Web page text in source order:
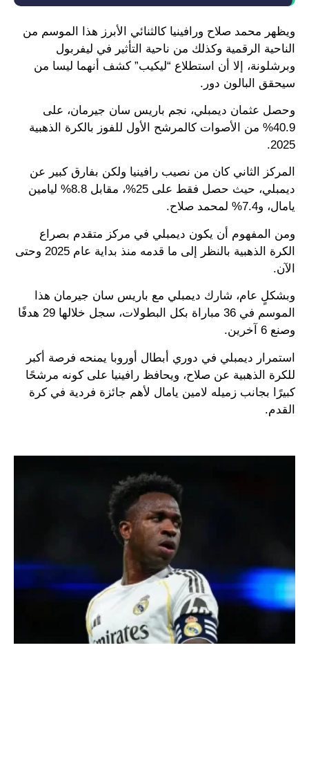
ويظهر محمد صلاح ورافينيا كالثنائي الأبرز هذا الموسم من
الناحية الرقمية وكذلك من ناحية التأثير في ليفربول
وبرشلونة، إلا أن استطلاع “ليكيب” كشف أنهما ليسا من
سيحقق البالون دور.
وحصل عثمان ديمبلي، نجم باريس سان جيرمان، على
40.9% من الأصوات كالمرشح الأول للفوز بالكرة الذهبية
2025.
المركز الثاني كان من نصيب رافينيا ولكن بفارق كبير عن
ديمبلي، حيث حصل فقط على 25%، مقابل 8.8% ليامين
يامال، و7.4% لمحمد صلاح.
ومن المفهوم أن يكون ديمبلي في مركز متقدم بصراع
الكرة الذهبية بالنظر إلى ما قدمه منذ بداية عام 2025 وحتى
الآن.
وبشكلٍ عام، شارك ديمبلي مع باريس سان جيرمان هذا
الموسم في 36 مباراة بكل البطولات، سجل خلالها 29 هدفًا
وصنع 6 آخرين.
استمرار ديمبلي في دوري أبطال أوروبا يمنحه فرصة أكبر
للكرة الذهبية عن صلاح، ويحافظ رافينيا على كونه مرشحًا
كبيرًا بجانب زميله لامين يامال لأهم جائزة فردية في كرة
القدم.